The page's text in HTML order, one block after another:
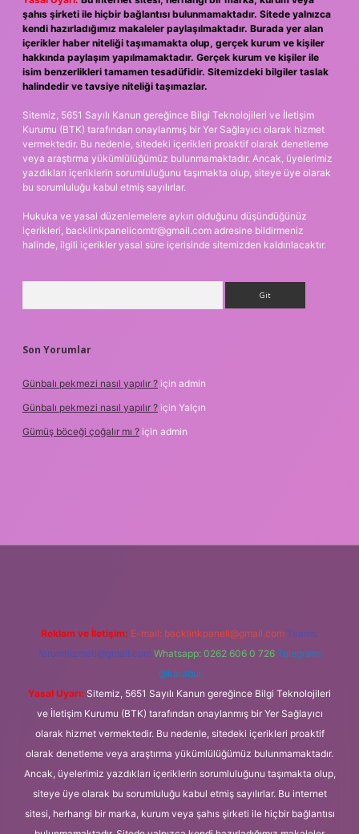
şahıs şirketi ile hiçbir bağlantısı bulunmamaktadır. Sitede yalnızca
kendi hazırladığımız makaleler paylaşılmaktadır. Burada yer alan
içerikler haber niteliği taşımamakta olup, gerçek kurum ve kişiler
hakkında paylaşım yapılmamaktadır. Gerçek kurum ve kişiler ile
isim benzerlikleri tamamen tesadüfidir. Sitemizdeki bilgiler taslak
halindedir ve tavsiye niteliği taşımazlar.
Sitemiz, 5651 Sayılı Kanun gereğince Bilgi Teknolojileri ve İletişim
Kurumu (BTK) tarafından onaylanmış bir Yer Sağlayıcı olarak hizmet
vermektedir. Bu nedenle, sitedeki içerikleri proaktif olarak denetleme
veya araştırma yükümlülüğümüz bulunmamaktadır. Ancak, üyelerimiz
yazdıkları içeriklerin sorumluluğunu taşımakta olup, siteye üye olarak
bu sorumluluğu kabul etmiş sayılırlar.
Hukuka ve yasal düzenlemelere aykırı olduğunu düşündüğünüz
içerikleri, backlinkpanelicomtr@gmail.com adresine bildirmeniz
halinde, ilgili içerikler yasal süre içerisinde sitemizden kaldırılacaktır.
Son Yorumlar
Günbalı pekmezi nasıl yapılır ? için admin
Günbalı pekmezi nasıl yapılır ? için Yalçın
Gümüş böceği çoğalır mı ? için admin
Reklam ve İletişim: E-mail: backlinkpaneli@gmail.com Teams:
forumhizmeti@gmail.com Whatsapp: 0262 606 0 726 Telegram:
@karabul
Yasal Uyarı: Sitemiz, 5651 Sayılı Kanun gereğince Bilgi Teknolojileri
ve İletişim Kurumu (BTK) tarafından onaylanmış bir Yer Sağlayıcı
olarak hizmet vermektedir. Bu nedenle, sitedeki içerikleri proaktif
olarak denetleme veya araştırma yükümlülüğümüz bulunmamaktadır.
Ancak, üyelerimiz yazdıkları içeriklerin sorumluluğunu taşımakta olup,
siteye üye olarak bu sorumluluğu kabul etmiş sayılırlar. Bu internet
sitesi, herhangi bir marka, kurum veya şahıs şirketi ile hiçbir bağlantısı